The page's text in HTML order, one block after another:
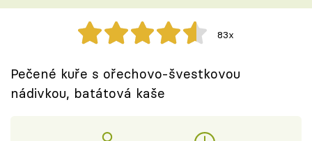
Těhotnej kuchař
Přihlášení
83x
Pečené kuře s ořechovo-švestkovou
nádivkou, batátová kaše